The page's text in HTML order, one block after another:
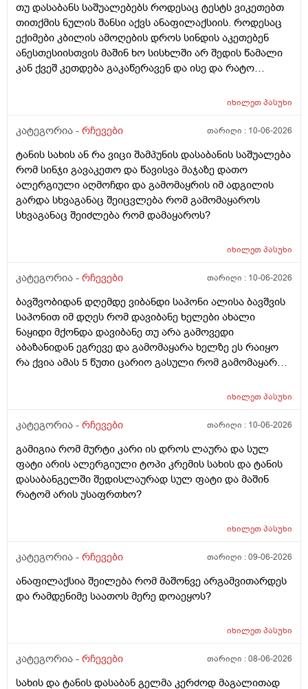
არსად და ვერც წავალ
თუ დასაბანს საშუალებებს როდესაც ტესტს ვიკეთებთ
თითქმის ნულის შანსი აქვს ანაფილაქსიის. როდესაც
ექიმები კბილის ამოღების დროს სინდის აკეთებენ
ანესთესიისთვის მაშინ ხო სისხლში არ შედის წამალი
კან ქვეშ კეთდება გაკაწერავენ და ისე და რატო
ახარო რატომ იკითხებიან თუ ანა ფილოქსიოზე არ
გამონაყარი გაჩნდე რატო არიან მზად ყოფნაში გუშინ
რატო არ აკეთებენ ამ სინდს ყველგან და რატომ
მაინცდამაინც სპეციალურ კლინიკებში რატომ ეს
შენიათ
იხილეთპასუხი
კატეგორია - რჩევები თარიღი : 10-06-2026
ტანის სახის ან რა ვიცი შამპუნის დასაბანის საშუალება
რომ სინჯი გავაკეთო და წავისვა მაჯაზე დათო
ალერგიული აღმოჩდი და გამომაყრის იმ ადგილის
გარდა სხვაგანაც შეიცვლება რომ გამომაყაროს
სხვაგანაც შეიძლება რომ დამაყაროს?
იხილეთპასუხი
კატეგორია - რჩევები თარიღი : 10-06-2026
ბავშვობიდან დღემდე ვიბანდი საპონი ალისა ბავშვის
საპონით იმ დღეს რომ დავიბანე ხელები ახალი
ნაყიდი მქონდა დავიბანე თუ არა გამოვედი
აბაზანიდან ეგრევე და გამომაყარა ხელზე ეს რაიყო
რა ქვია ამას 5 წუთი ცარიო გასული რომ გამომაყარა
იხილეთპასუხი
კატეგორია - რჩევები თარიღი : 10-06-2026
გამიგია რომ მურტი კარი ის დროს ლაურა და სულ
ფატი არის ალერგიული ტოპი კრემის სახის და ტანის
დასაბანგელში შედისლაურად სულ ფატი და მაშინ
რატომ არის უსაფრთხო?
იხილეთპასუხი
კატეგორია - რჩევები თარიღი :09-06-2026
ანაფილაქსია შეილება რომ მაშონვე არგამვითარდეს
და რამდენიმე საათოს მერე დოაეყოს?
იხილეთპასუხი
კატეგორია - რჩევები თარიღი :08-06-2026
სახის და ტანის დასაბან გელმა კერძოდ მაგალითად